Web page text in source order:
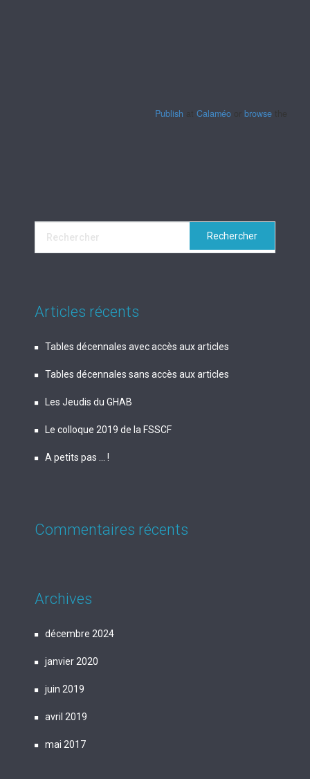
Publish Calaméo browse
Articles récents
Tables décennales avec accès aux articles
Tables décennales sans accès aux articles
Les Jeudis du GHAB
Le colloque 2019 de la FSSCF
A petits pas … !
Commentaires récents
Archives
décembre 2024
janvier 2020
juin 2019
avril 2019
mai 2017